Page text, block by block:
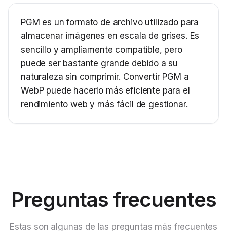
PGM es un formato de archivo utilizado para
almacenar imágenes en escala de grises. Es
sencillo y ampliamente compatible, pero
puede ser bastante grande debido a su
naturaleza sin comprimir. Convertir PGM a
WebP puede hacerlo más eficiente para el
rendimiento web y más fácil de gestionar.
Preguntas frecuentes
Estas son algunas de las preguntas más frecuentes